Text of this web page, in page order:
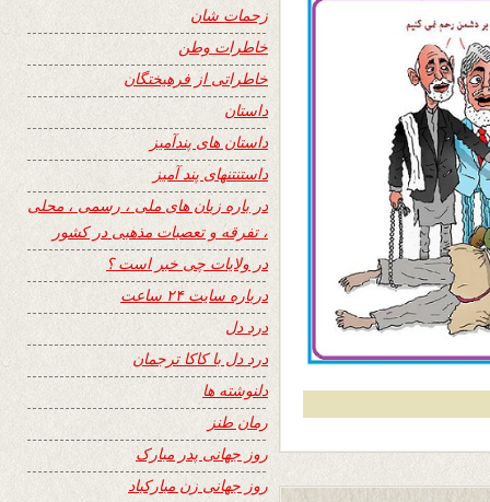
زحمات شان
خاطرات وطن
خاطراتی از فرهیختگان
داستان
داستان های پندآمیز
داستنتنهای پند آمیز
در باره زبان های ملی ، رسمی ، محلی
، تفرقه و تعصبات مذهبی در کشور
در ولایات چی خبر است ؟
درباره سایت ۲۴ ساعت
درد دل
درد دل با کاکا ترجمان
دلنوشته ها
رمان طنز
روز جهانی پدر مبارک
روز جهانی زن مبارکباد